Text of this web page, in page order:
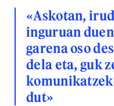
«Askotan,
inguruan
garena oso
dela eta, guk
dut»